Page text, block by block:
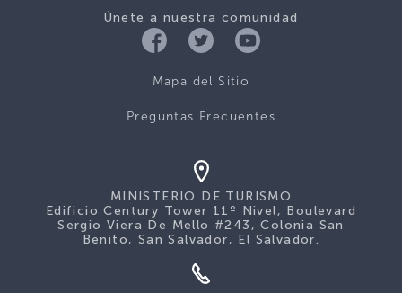
Únete a nuestra comunidad
Mapa del Sitio
Preguntas Frecuentes
MINISTERIO DE TURISMO
Edificio Century Tower 11º Nivel, Boulevard
Sergio Viera De Mello #243, Colonia San
Benito, San Salvador, El Salvador.